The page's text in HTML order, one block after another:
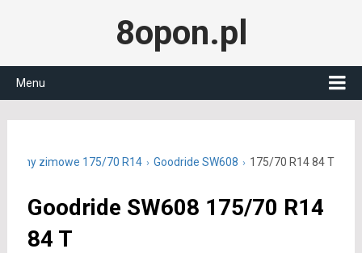
8opon.pl
Menu
Opony zimowe 175/70 R14 Goodride SW608 175/70 R14 84 T
Goodride SW608 175/70 R14
84 T